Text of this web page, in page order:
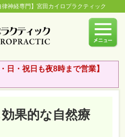
神経専門】宮田カイロプラクティック
日・祝日も夜8時まで営業】
果的な自然療